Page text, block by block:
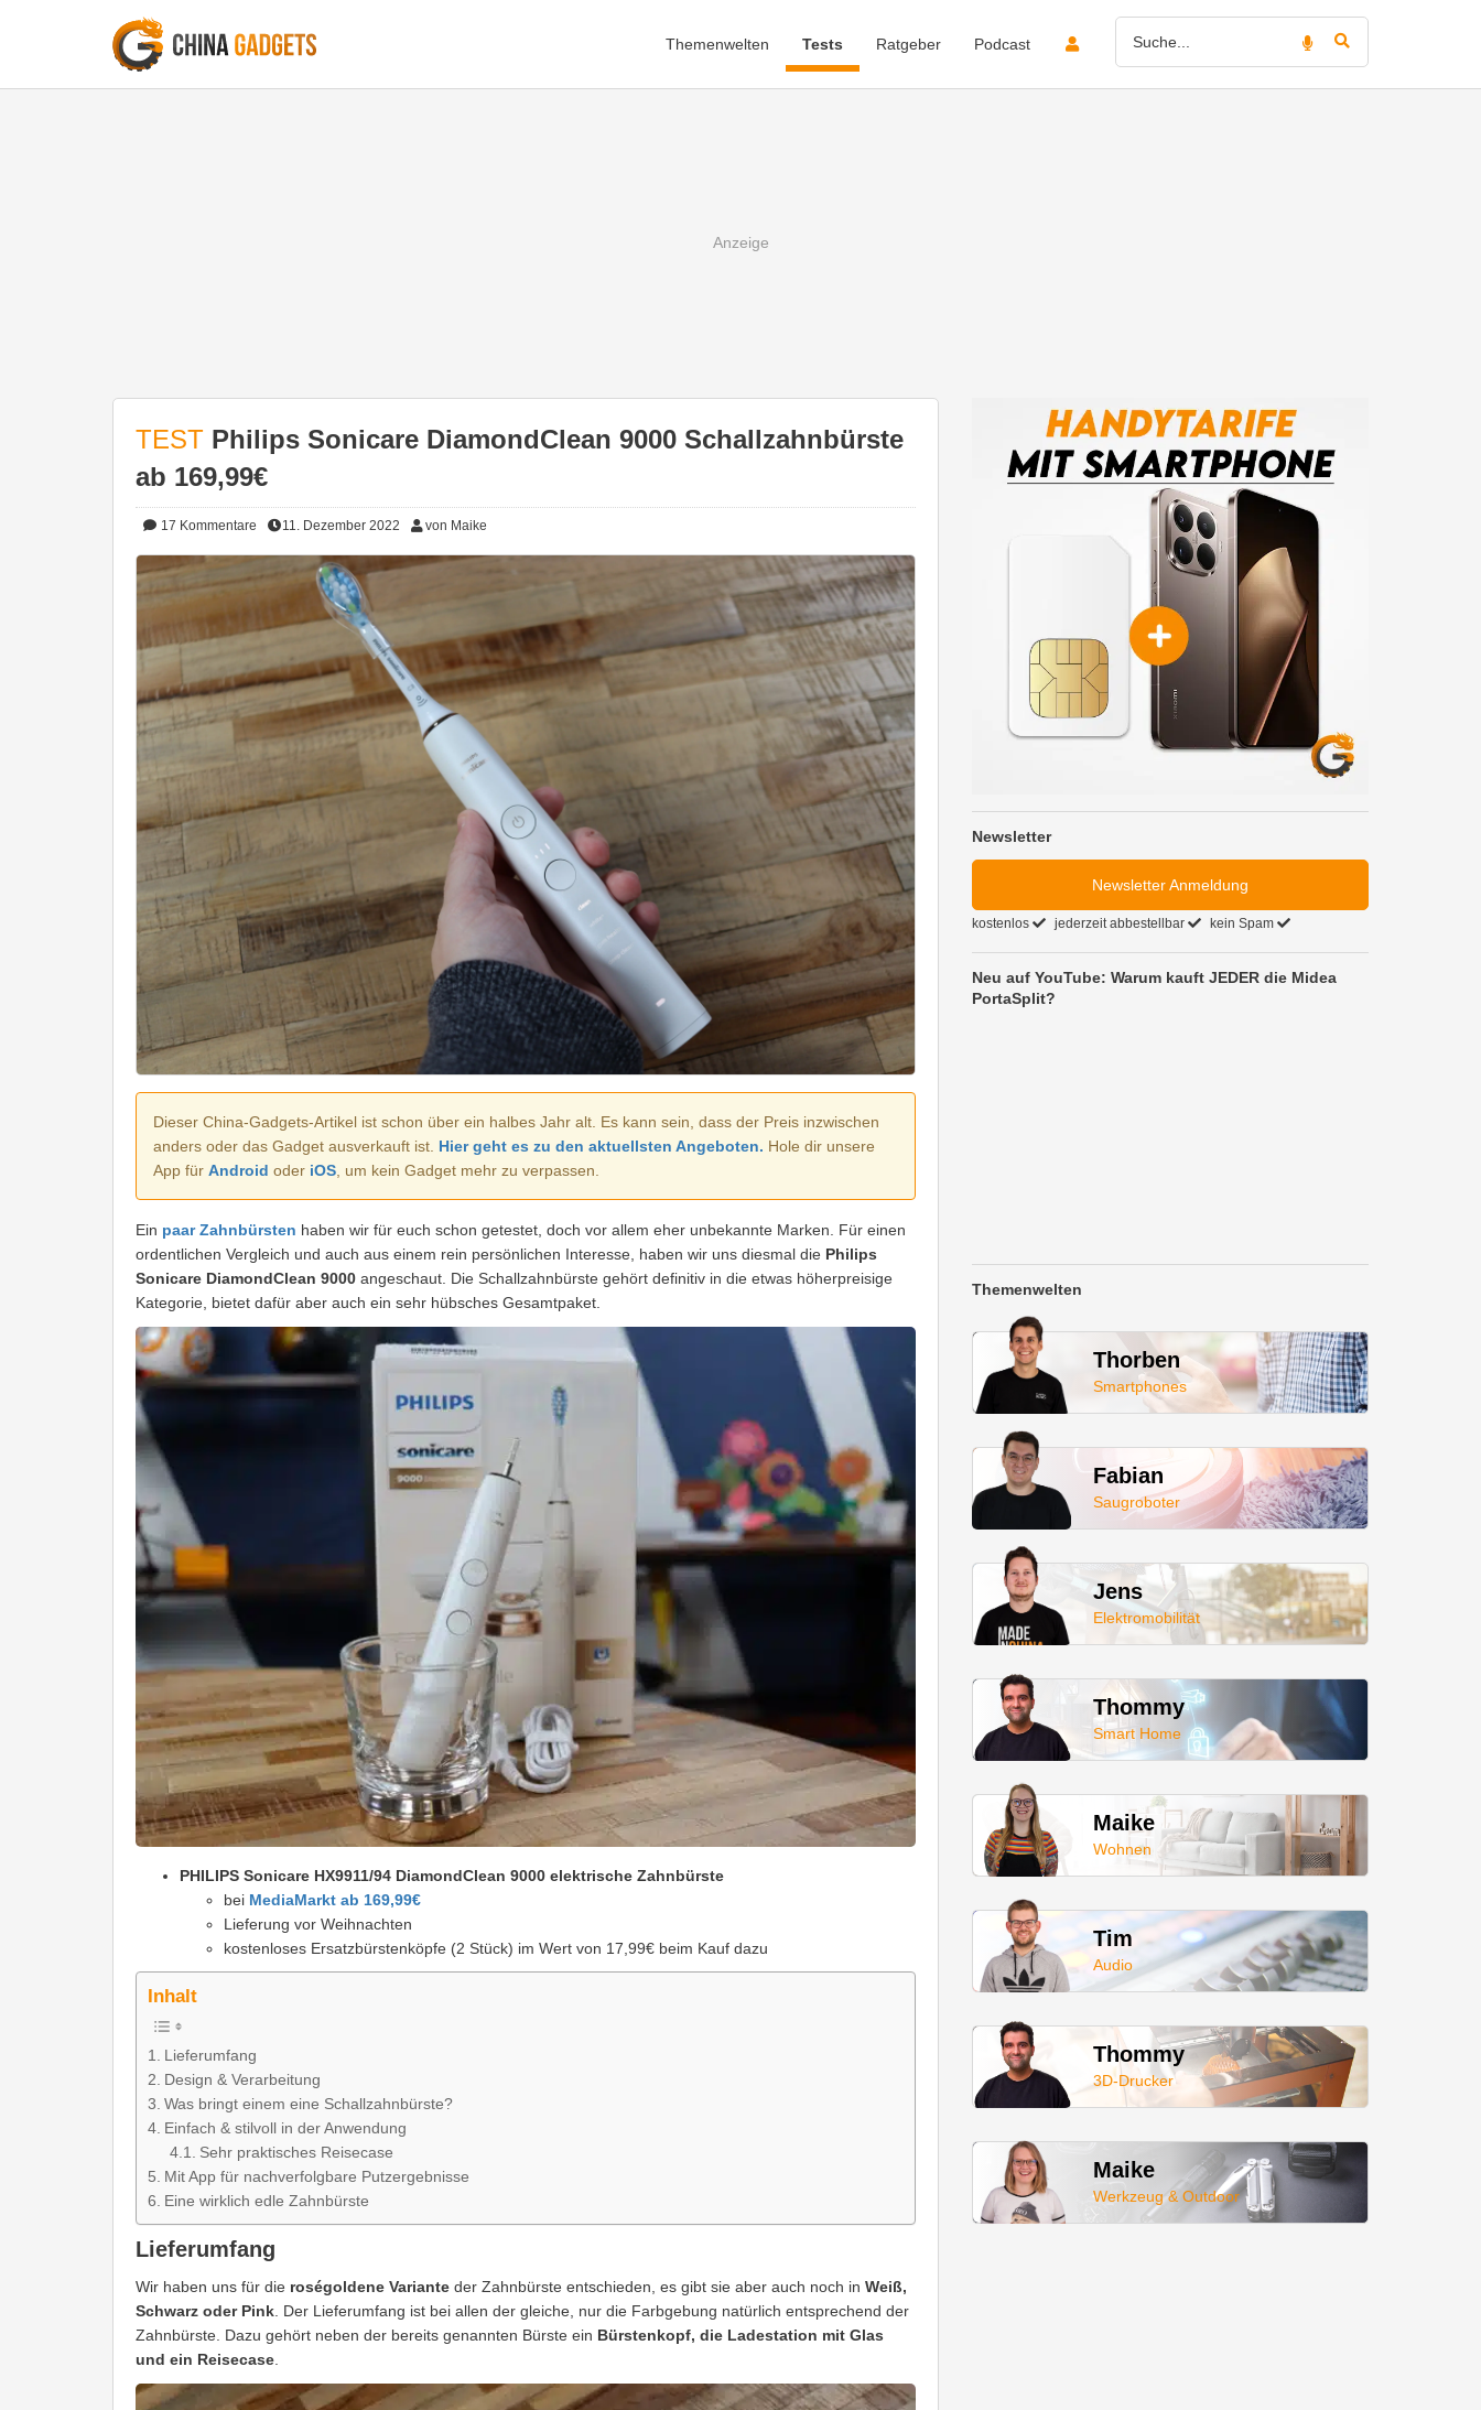
Themenwelten Tests Ratgeber Podcast
TEST Philips Sonicare DiamondClean 9000 Schallzahnbürste
ab 169,99€
17 Kommentare 11. Dezember 2022 von Maike
Dieser China-Gadgets-Artikel ist schon über ein halbes Jahr alt. Es kann sein, dass der Preis inzwischen
anders oder das Gadget ausverkauft ist. Hier geht es zu den aktuellsten Angeboten. Hole dir unsere
App für Android oder iOS , um kein Gadget mehr zu verpassen.
Ein paar Zahnbürsten haben wir für euch schon getestet, doch vor allem eher unbekannte Marken. Für einen
ordentlichen Vergleich und auch aus einem rein persönlichen Interesse, haben wir uns diesmal die Philips
Sonicare DiamondClean 9000 angeschaut. Die Schallzahnbürste gehört definitiv in die etwas höherpreisige
Kategorie, bietet dafür aber auch ein sehr hübsches Gesamtpaket.
PHILIPS Sonicare HX9911/94 DiamondClean 9000 elektrische Zahnbürste
bei MediaMarkt ab 169,99€
Lieferung vor Weihnachten
kostenloses Ersatzbürstenköpfe (2 Stück) im Wert von 17,99€ beim Kauf dazu
Inhalt
Lieferumfang
Design & Verarbeitung
Was bringt einem eine Schallzahnbürste?
Einfach & stilvoll in der Anwendung
Sehr praktisches Reisecase
Mit App für nachverfolgbare Putzergebnisse
Eine wirklich edle Zahnbürste
Lieferumfang
Wir haben uns für die roségoldene Variante der Zahnbürste entschieden, es gibt sie aber auch noch in Weiß,
Schwarz oder Pink . Der Lieferumfang ist bei allen der gleiche, nur die Farbgebung natürlich entsprechend der
Zahnbürste. Dazu gehört neben der bereits genannten Bürste ein Bürstenkopf, die Ladestation mit Glas
und ein Reisecase
Newsletter
Newsletter Anmeldung
kostenlos jederzeit abbestellbar kein Spam
Neu auf YouTube: Warum kauft JEDER die Midea
PortaSplit?
Themenwelten
Thorben
Smartphones
Fabian
Saugroboter
Jens
Elektromobilität
Thommy
Smart Home
Maike
Wohnen
Tim
Audio
Thommy
3D-Drucker
Maike
Werkzeug & Outdoor